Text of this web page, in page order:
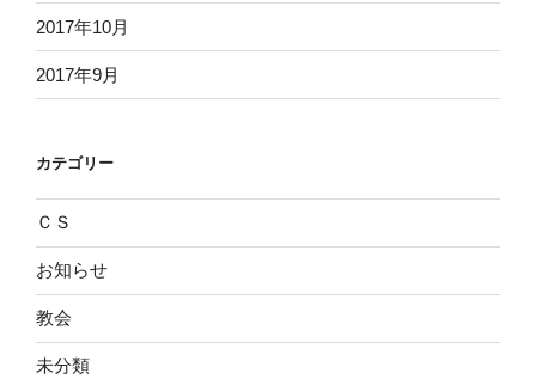
2017年10月
2017年9月
カテゴリー
ＣＳ
お知らせ
教会
未分類